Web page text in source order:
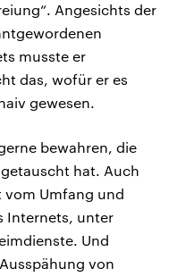
Angesichts der
musste er
das, wofür er es
gewesen.
bewahren, die
hat. Auch
vom Umfang und
Internets, unter
Und
von